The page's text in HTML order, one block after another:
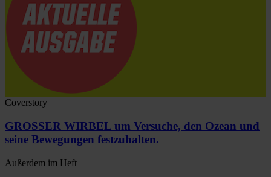
Coverstory
GROSSER WIRBEL um Versuche, den Ozean und
seine Bewegungen festzuhalten.
Außerdem im Heft